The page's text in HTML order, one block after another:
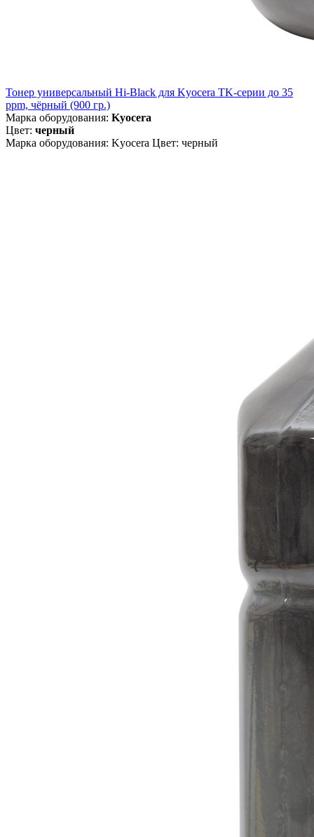
Тонер универсальный Hi-Black для Kyocera TK-серии до 35
ppm, чёрный (900 гр.)
Марка оборудования: Kyocera
Цвет: черный
Марка оборудования: Kyocera Цвет: черный